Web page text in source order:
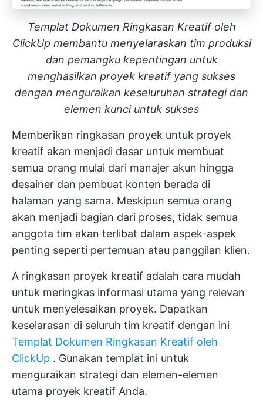
Templat Dokumen Ringkasan Kreatif oleh
ClickUp membantu menyelaraskan tim produksi
dan pemangku kepentingan untuk
menghasilkan proyek kreatif yang sukses
dengan menguraikan keseluruhan strategi dan
elemen kunci untuk sukses
Memberikan ringkasan proyek untuk proyek
kreatif akan menjadi dasar untuk membuat
semua orang mulai dari manajer akun hingga
desainer dan pembuat konten berada di
halaman yang sama. Meskipun semua orang
akan menjadi bagian dari proses, tidak semua
anggota tim akan terlibat dalam aspek-aspek
penting seperti pertemuan atau panggilan klien.
A ringkasan proyek kreatif adalah cara mudah
untuk meringkas informasi utama yang relevan
untuk menyelesaikan proyek. Dapatkan
keselarasan di seluruh tim kreatif dengan ini
Templat Dokumen Ringkasan Kreatif oleh
ClickUp . Gunakan templat ini untuk
menguraikan strategi dan elemen-elemen
utama proyek kreatif Anda.